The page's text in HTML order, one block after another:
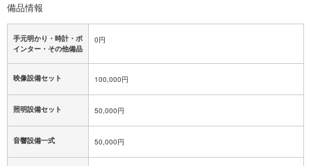
備品情報
手元明かり・時計・ポ
インター・その他備品
0円
映像設備セット 100,000円
照明設備セット 50,000円
音響設備一式 50,000円